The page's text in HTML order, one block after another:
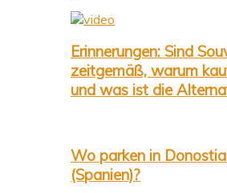
Erinnerungen: Sind
zeitgemäß, warum
und was ist die
Wo parken in
(Spanien)?